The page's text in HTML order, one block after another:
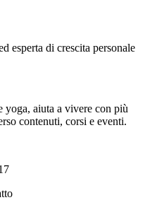
esperta di crescita personale
yoga, aiuta a vivere con più
contenuti, corsi e eventi.